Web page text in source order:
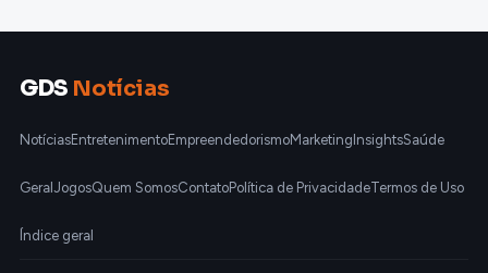
GDS Notícias
NotíciasEntretenimentoEmpreendedorismoMarketingInsightsSaúde
GeralJogosQuem SomosContatoPolítica de PrivacidadeTermos de Uso
Índice geral